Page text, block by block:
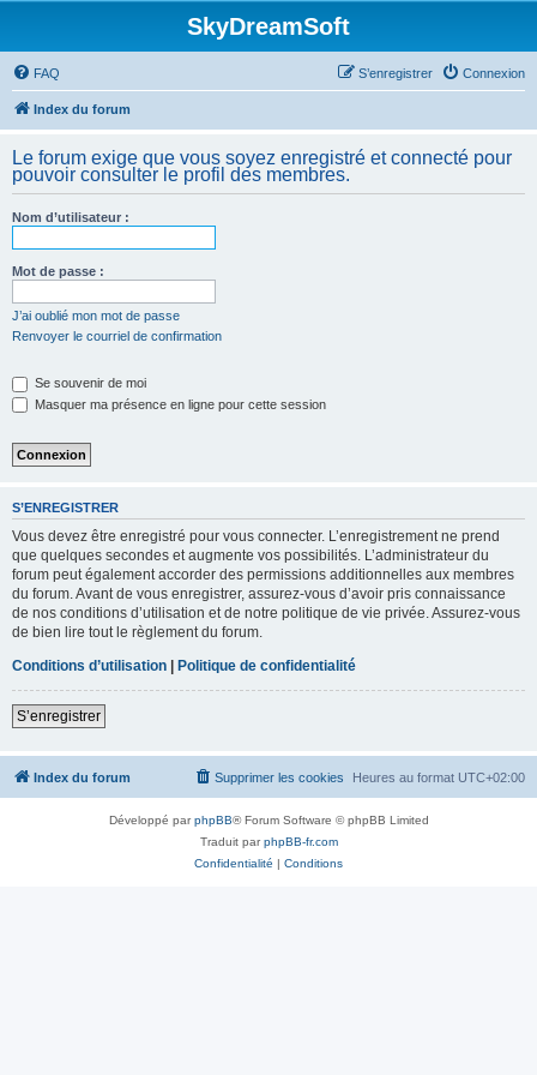
SkyDreamSoft
FAQ Connexion
S’enregistrer
Index du forum
Le forum exige que vous soyez enregistré et connecté pour
pouvoir consulter le profil des membres.
Nom d’utilisateur :
Mot de passe :
J’ai oublié mon mot de passe
Renvoyer le courriel de confirmation
Se souvenir de moi
Masquer ma présence en ligne pour cette session
S’ENREGISTRER
Vous devez être enregistré pour vous connecter. L’enregistrement ne prend
que quelques secondes et augmente vos possibilités. L’administrateur du
forum peut également accorder des permissions additionnelles aux membres
du forum. Avant de vous enregistrer, assurez-vous d’avoir pris connaissance
de nos conditions d’utilisation et de notre politique de vie privée. Assurez-vous
de bien lire tout le règlement du forum.
Conditions d’utilisation | Politique de confidentialité
S’enregistrer
Index du forum Heures au format UTC+02:00
Supprimer les cookies
Développé parphpBB® Forum Software © phpBB Limited
Traduit parphpBB-fr.com
Confidentialité | Conditions